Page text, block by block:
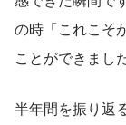
の時「これこそ
ことができました
半年間を振り返